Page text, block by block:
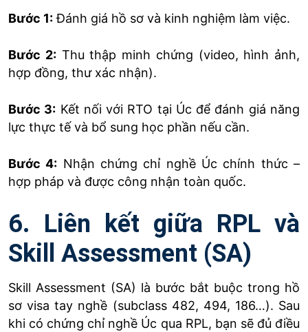
Bước 1:Đánh giá hồ sơ và kinh nghiệm làm việc.
Bước 2:Thu thập minh chứng (video, hình ảnh,
hợp đồng, thư xác nhận).
Bước 3: Kết nối với RTO tại Úc để đánh giá năng
lực thực tế và bổ sung học phần nếu cần.
Bước 4: Nhận chứng chỉ nghề Úc chính thức –
hợp pháp và được công nhận toàn quốc.
6. Liên kết giữa RPL và
Skill Assessment (SA)
Skill Assessment (SA) là bước bắt buộc trong hồ
sơ visa tay nghề (subclass 482, 494, 186…). Sau
khi có chứng chỉ nghề Úc qua RPL, bạn sẽ đủ điều